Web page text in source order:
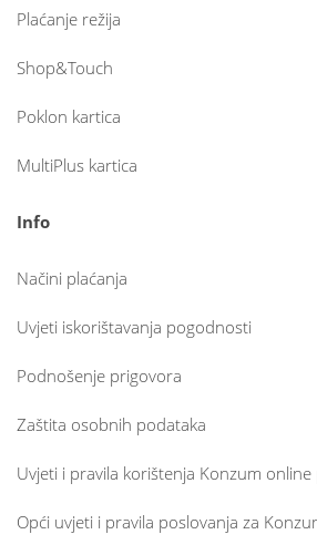
Plaćanje režija
Shop&Touch
Poklon kartica
MultiPlus kartica
Info
Načini plaćanja
Uvjeti iskorištavanja pogodnosti
Podnošenje prigovora
Zaštita osobnih podataka
Uvjeti i pravila korištenja Konzum
Opći uvjeti i pravila poslovanja za